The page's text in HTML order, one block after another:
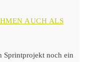
AUCH ALS
Sprintprojekt noch ein